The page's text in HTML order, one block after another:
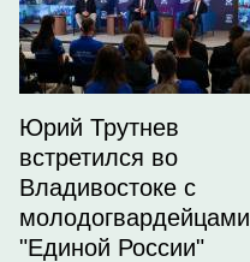
Юрий Трутнев
встретился во
Владивостоке с
молодогвардейцами
"Единой России"